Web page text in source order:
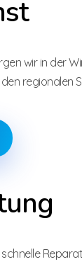
wir in der
regionalen